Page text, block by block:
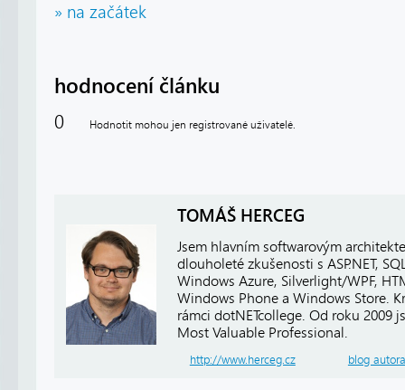
» na začátek
hodnocení článku
0 Hodnotit mohou jen registrované uživatelé.
TOMÁŠ HERCEG
Jsem hlavním softwarovým
dlouholeté zkušenosti s ASP.NET,
Windows Azure, Silverlight/WPF,
Windows Phone a Windows Store.
rámci dotNETcollege. Od roku 2009
Most Valuable Professional.
http://www.herceg.cz blog autora